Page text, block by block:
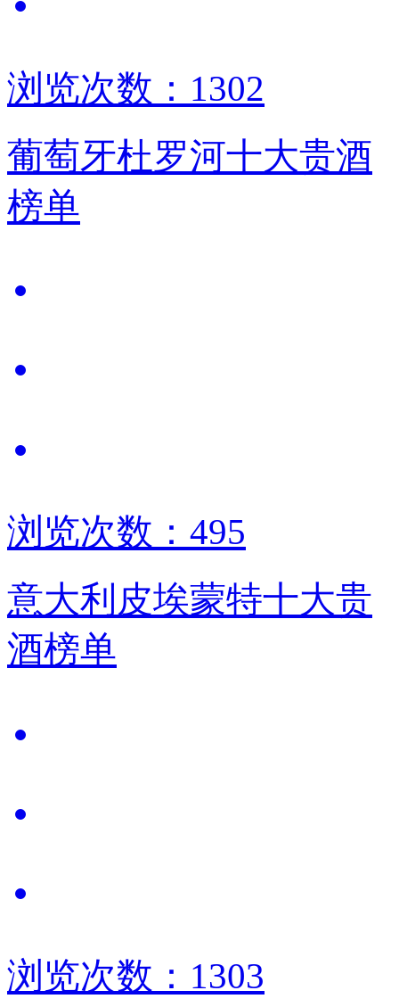
浏览次数：1302
葡萄牙杜罗河十大贵酒
榜单
浏览次数：495
意大利皮埃蒙特十大贵
酒榜单
浏览次数：1303